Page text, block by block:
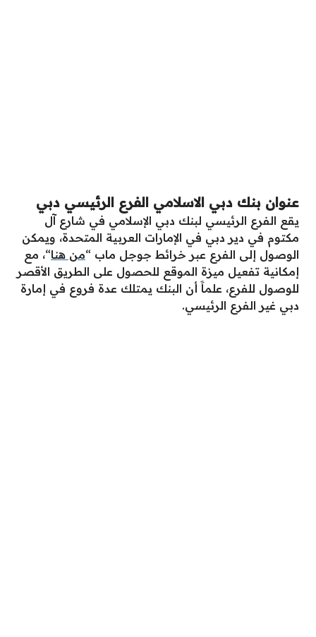
عنوان بنك دبي الاسلامي الفرع الرئيسي دبي
يقع الفرع الرئيسي لبنك دبي الإسلامي في شارع آل
مكتوم في دير دبي في الإمارات العربية المتحدة، ويمكن
الوصول إلى الفرع عبر خرائط جوجل ماب “من هنا“، مع
إمكانية تفعيل ميزة الموقع للحصول على الطريق الأقصر
للوصول للفرع، علماََ أن البنك يمتلك عدة فروع في إمارة
دبي غير الفرع الرئيسي.